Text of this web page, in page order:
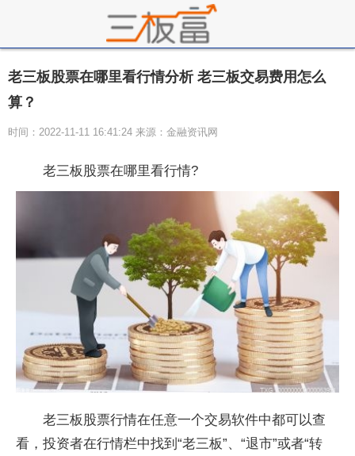
老三板股票在哪里看行情分析 老三板交易费用怎么
算？
时间：2022-11-11 16:41:24 来源：金融资讯网
老三板股票在哪里看行情?
老三板股票行情在任意一个交易软件中都可以查
看，投资者在行情栏中找到“老三板”、“退市”或者“转